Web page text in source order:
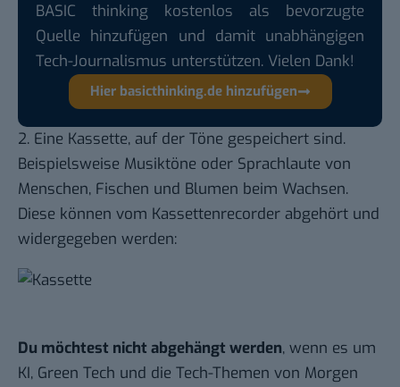
BASIC thinking kostenlos als bevorzugte
Quelle hinzufügen und damit unabhängigen
Tech-Journalismus unterstützen. Vielen Dank!
Hier basicthinking.de hinzufügen
2. Eine Kassette, auf der Töne gespeichert sind.
Beispielsweise Musiktöne oder Sprachlaute von
Menschen, Fischen und Blumen beim Wachsen.
Diese können vom Kassettenrecorder abgehört und
widergegeben werden:
Du möchtest nicht abgehängt werden, wenn es um
KI, Green Tech und die Tech-Themen von Morgen